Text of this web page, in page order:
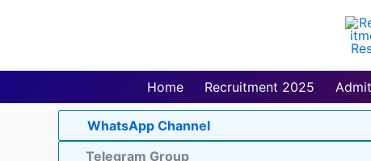
Home Recruitment 2025
WhatsApp Channel
Telegram Group